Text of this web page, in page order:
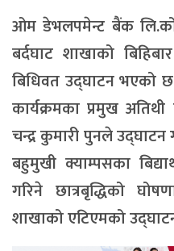
ओम डेभलपमेन्ट बैंक लि.को
बर्दघाट शाखाको
बिधिवत उद्घाटन भएको
कार्यक्रमका प्रमुख
चन्द्र कुमारी पुनले
बहुमुखी क्याम्पसका
गरिने छात्रबृद्धिको
शाखाको एटिएमको